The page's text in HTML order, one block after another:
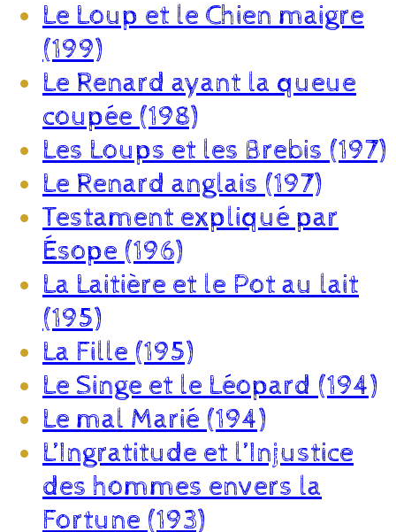
Le Loup et le Chien maigre
(199)
Le Renard ayant la queue
coupée (198)
Les Loups et les Brebis (197)
Le Renard anglais (197)
Testament expliqué par
Ésope (196)
La Laitière et le Pot au lait
(195)
La Fille (195)
Le Singe et le Léopard (194)
Le mal Marié (194)
L’Ingratitude et l’Injustice
des hommes envers la
Fortune (193)